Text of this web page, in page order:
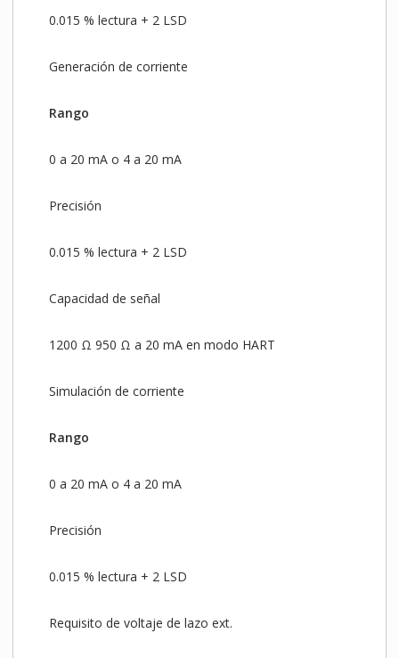
0.015 % lectura + 2 LSD
Generación de corriente
Rango
0 a 20 mA o 4 a 20 mA
Precisión
0.015 % lectura + 2 LSD
Capacidad de señal
1200 Ω 950 Ω a 20 mA en modo HART
Simulación de corriente
Rango
0 a 20 mA o 4 a 20 mA
Precisión
0.015 % lectura + 2 LSD
Requisito de voltaje de lazo ext.